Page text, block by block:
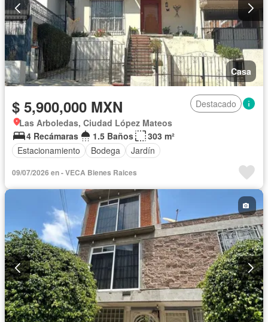
Casa
$ 5,900,000 MXN
Destacado
Las Arboledas, Ciudad López Mateos
4 Recámaras
1.5 Baños
303 m²
Estacionamiento
Bodega Jardín
09/07/2026 en - VECA Bienes Raices